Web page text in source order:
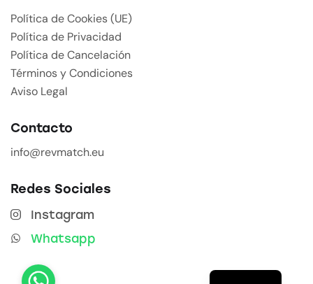
Política de Cookies (UE)
Política de Privacidad
Política de Cancelación
Términos y Condiciones
Aviso Legal
Contacto
info@revmatch.eu
Redes Sociales
Instagram
Whatsapp